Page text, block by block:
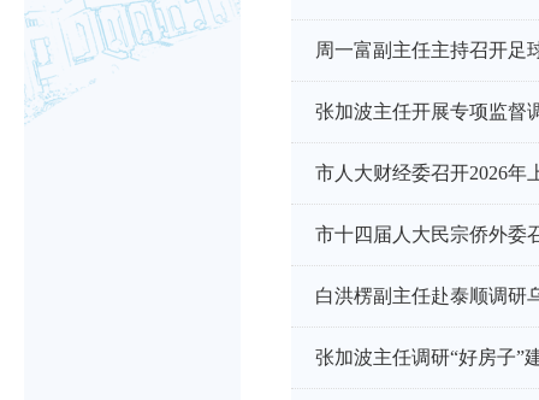
周一富副主任主持召开足
张加波主任开展专项监督
市人大财经委召开2026年
市十四届人大民宗侨外委
白洪楞副主任赴泰顺调研
张加波主任调研“好房子”